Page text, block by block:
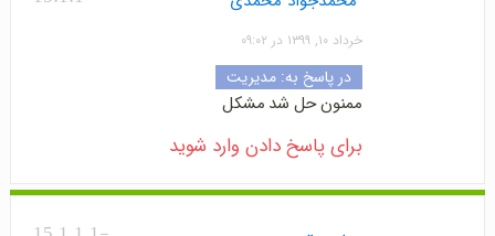
خرداد ۱۰, ۱۳۹۹ در ۰۹:۰۲
در پاسخ به: مدیریت
ممنون حل شد مشکل
برای پاسخ دادن وارد شوید